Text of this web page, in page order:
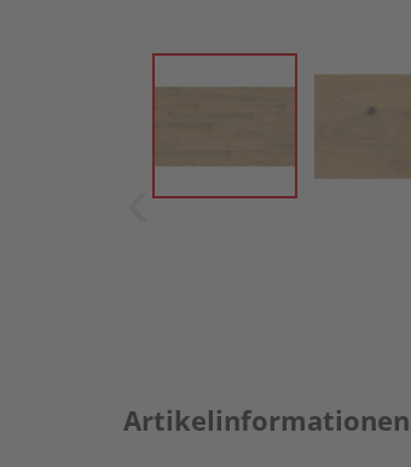
Artikelinformationen